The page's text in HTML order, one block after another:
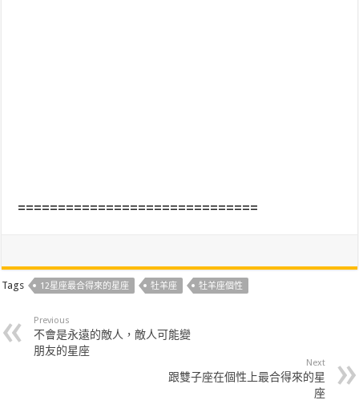
==============================
Tags 12星座最合得來的星座 牡羊座 牡羊座個性
Previous
不會是永遠的敵人，敵人可能變
朋友的星座
Next
跟雙子座在個性上最合得來的星
座